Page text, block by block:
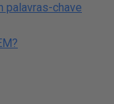
palavras-chave